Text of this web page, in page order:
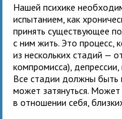
Нашей психике
испытанием, как
принять существующее
с ним жить. Это процесс,
из нескольких стадий —
компромисса), депрессии,
Все стадии должны быть
может затянуться. Может
в отношении себя,